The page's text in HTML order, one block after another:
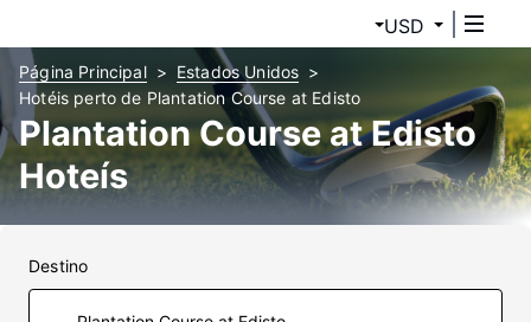
USD
Página Principal
Estados Unidos
Hotéis perto de Plantation Course at Edisto
Plantation Course at Edisto
Hoteís
Destino